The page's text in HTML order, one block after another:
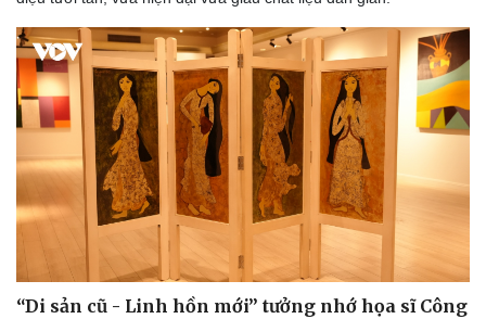
“Di sản cũ - Linh hồn mới” tưởng nhớ họa sĩ Công